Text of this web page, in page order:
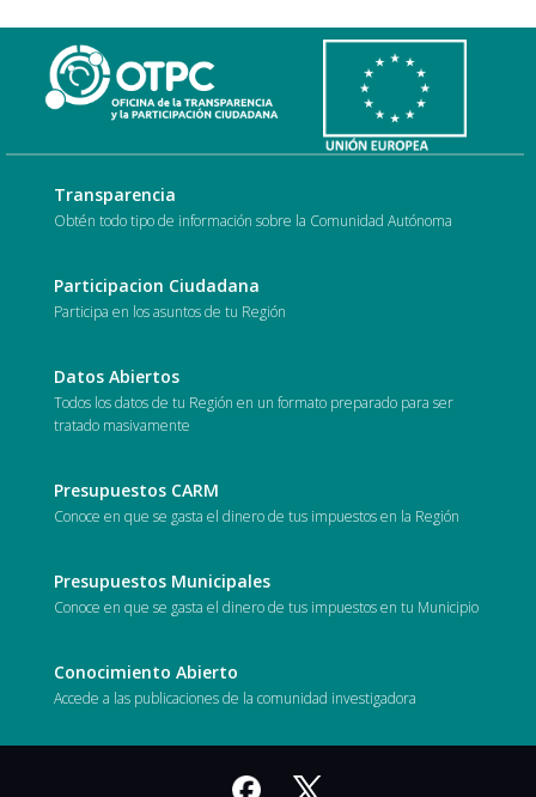
Transparencia
Obtén todo tipo de información sobre la Comunidad Autónoma
Participacion Ciudadana
Participa en los asuntos de tu Región
Datos Abiertos
Todos los datos de tu Región en un formato preparado para ser
tratado masivamente
Presupuestos CARM
Conoce en que se gasta el dinero de tus impuestos en la Región
Presupuestos Municipales
Conoce en que se gasta el dinero de tus impuestos en tu Municipio
Conocimiento Abierto
Accede a las publicaciones de la comunidad investigadora